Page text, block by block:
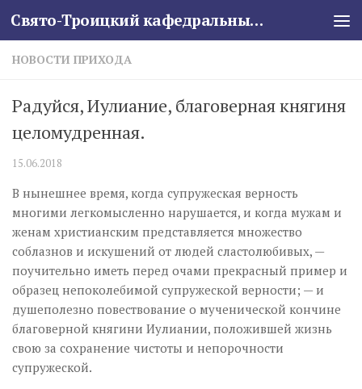
Skip to content Свято-Троицкий кафедральный собор
НОВОСТИ ПРИХОДА
Радуйся, Иулиание, благоверная княгиня
целомудренная.
15.06.2018
В нынешнее время, когда супружеская верность
многими легкомысленно нарушается, и когда мужам и
женам христианским представляется множество
соблазнов и искушений от людей сластолюбивых, —
поучительно иметь перед очами прекрасный пример и
образец непоколебимой супружеской верности; — и
душеполезно повествование о мученической кончине
благоверной княгини Иулиании, положившей жизнь
свою за сохранение чистоты и непорочности
супружеской.